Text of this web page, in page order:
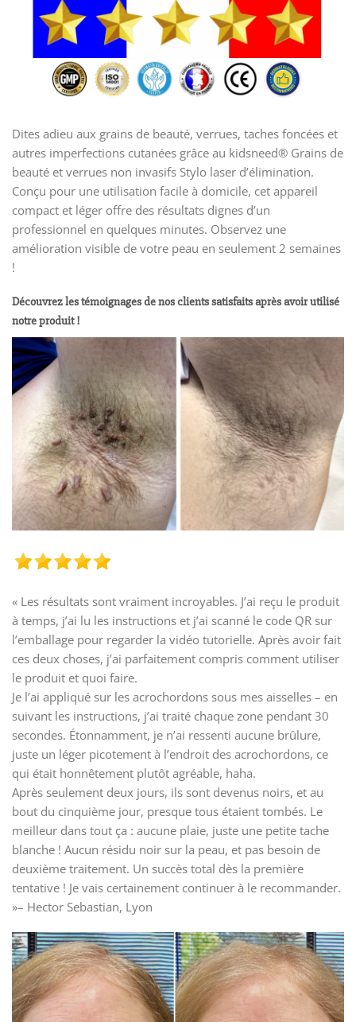
Dites adieu aux grains de beauté, verrues, taches foncées et
autres imperfections cutanées grâce au kidsneed® Grains de
beauté et verrues non invasifs Stylo laser d’élimination.
Conçu pour une utilisation facile à domicile, cet appareil
compact et léger offre des résultats dignes d’un
professionnel en quelques minutes. Observez une
amélioration visible de votre peau en seulement 2 semaines
!
Découvrez les témoignages de nos clients satisfaits après avoir utilisé
notre produit !
« Les résultats sont vraiment incroyables. J’ai reçu le produit
à temps, j’ai lu les instructions et j’ai scanné le code QR sur
l’emballage pour regarder la vidéo tutorielle. Après avoir fait
ces deux choses, j’ai parfaitement compris comment utiliser
le produit et quoi faire.
Je l’ai appliqué sur les acrochordons sous mes aisselles – en
suivant les instructions, j’ai traité chaque zone pendant 30
secondes. Étonnamment, je n’ai ressenti aucune brûlure,
juste un léger picotement à l’endroit des acrochordons, ce
qui était honnêtement plutôt agréable, haha.
Après seulement deux jours, ils sont devenus noirs, et au
bout du cinquième jour, presque tous étaient tombés. Le
meilleur dans tout ça : aucune plaie, juste une petite tache
blanche ! Aucun résidu noir sur la peau, et pas besoin de
deuxième traitement. Un succès total dès la première
tentative ! Je vais certainement continuer à le recommander.
»– Hector Sebastian, Lyon